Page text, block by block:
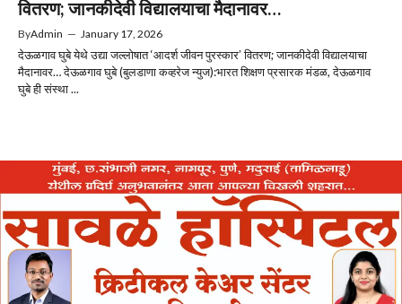
वितरण; जानकीदेवी विद्यालयाचा मैदानावर…
ByAdmin — January 17, 2026
देऊळगाव घुबे येथे उद्या जल्लोषात ‘आदर्श जीवन पुरस्कार’ वितरण; जानकीदेवी विद्यालयाचा
मैदानावर… देऊळगाव घुबे (बुलडाणा कव्हरेज न्युज):भारत शिक्षण प्रसारक मंडळ, देऊळगाव
घुबे ही संस्था ...